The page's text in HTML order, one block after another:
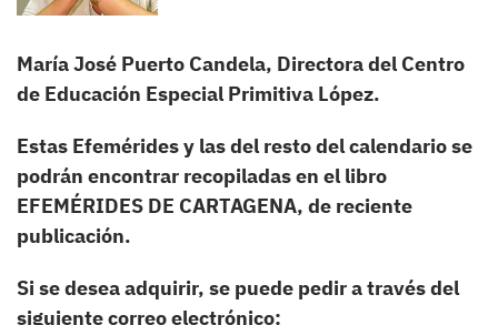
María José Puerto Candela, Directora del Centro
de Educación Especial Primitiva López.
Estas Efemérides y las del resto del calendario se
podrán encontrar recopiladas en el libro
EFEMÉRIDES DE CARTAGENA, de reciente
publicación.
Si se desea adquirir, se puede pedir a través del
siguiente correo electrónico: